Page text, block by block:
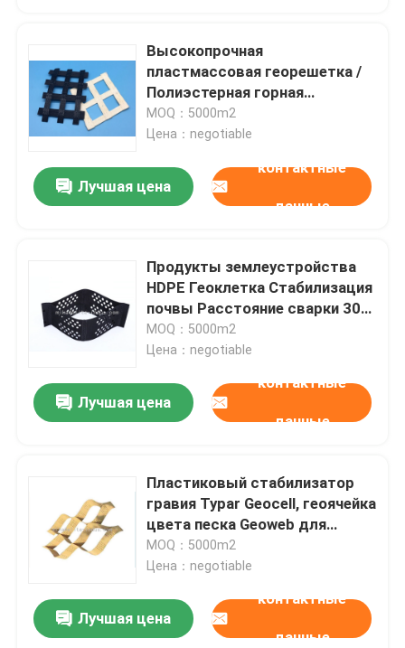
О нас
Путешествие фабрики
Высокопрочная
пластмассовая георешетка /
Полиэстерная горная
георешетка Стабилизация
почвы
MOQ：5000m2
Цена：negotiable
Лучшая цена
контактные
данные
Продукты землеустройства
HDPE Геоклетка Стабилизация
почвы Расстояние сварки 300
мм-1600 мм
MOQ：5000m2
Цена：negotiable
Лучшая цена
контактные
данные
Пластиковый стабилизатор
гравия Typar Geocell, геоячейка
цвета песка Geoweb для
защиты откосов
MOQ：5000m2
Цена：negotiable
Лучшая цена
контактные
данные